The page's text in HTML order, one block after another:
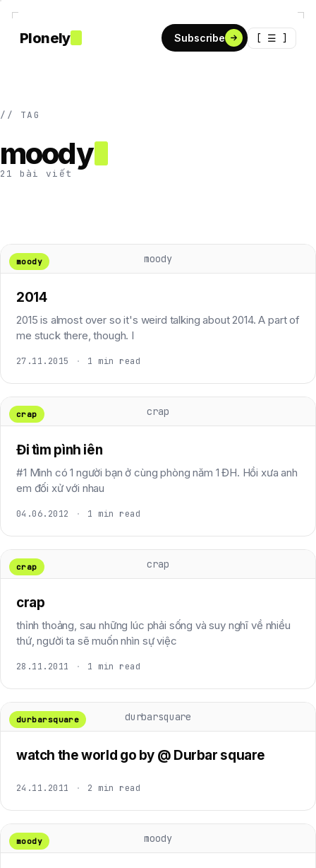
Plonely Subscribe [ ☰ ]
// TAG
moody
21 bài viết
moody
moody
2014
2015 is almost over so it's weird talking about 2014. A part of
me stuck there, though. I
27.11.2015 · 1 min read
crap
crap
Đi tìm pình iên
#1 Mình có 1 người bạn ở cùng phòng năm 1 ĐH. Hồi xưa anh
em đối xử với nhau
04.06.2012 · 1 min read
crap
crap
crap
thỉnh thoảng, sau những lúc phải sống và suy nghĩ về nhiều
thứ, người ta sẽ muốn nhìn sự việc
28.11.2011 · 1 min read
durbarsquare
durbarsquare
watch the world go by @ Durbar square
24.11.2011 · 2 min read
moody
moody